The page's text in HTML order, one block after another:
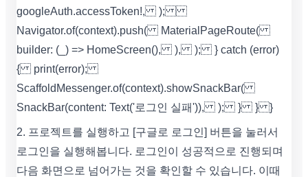
googleAuth.accessToken!, );
Navigator.of(context).push( MaterialPageRoute(
builder: (_) => HomeScreen(), ), ); } catch (error)
{ print(error);
ScaffoldMessenger.of(context).showSnackBar(
SnackBar(content: Text('로그인 실패')), ); } } }
2. 프로젝트를 실행하고 [구글로 로그인] 버튼을 눌러서
로그인을 실행해봅니다. 로그인이 성공적으로 진행되며
다음 화면으로 넘어가는 것을 확인할 수 있습니다. 이때